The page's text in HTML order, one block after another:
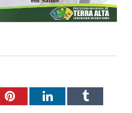
PinterestLinkedInTumblr